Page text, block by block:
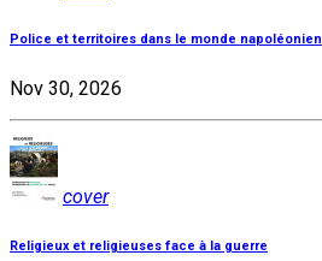
Police et territoires dans le monde napoléonien
Nov 30, 2026
cover
Religieux et religieuses face à la guerre